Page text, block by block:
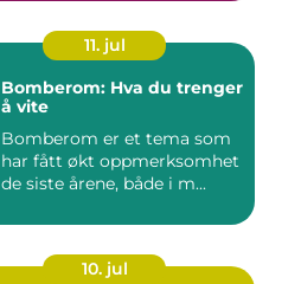
11. jul
Bomberom: Hva du trenger
å vite
Bomberom er et tema som
har fått økt oppmerksomhet
de siste årene, både i m...
10. jul